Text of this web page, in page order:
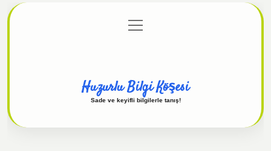
Gizlilik Politikası
menüyü
aç
Huzurlu Bilgi Köşesi
Sade ve keyifli bilgilerle tanış!